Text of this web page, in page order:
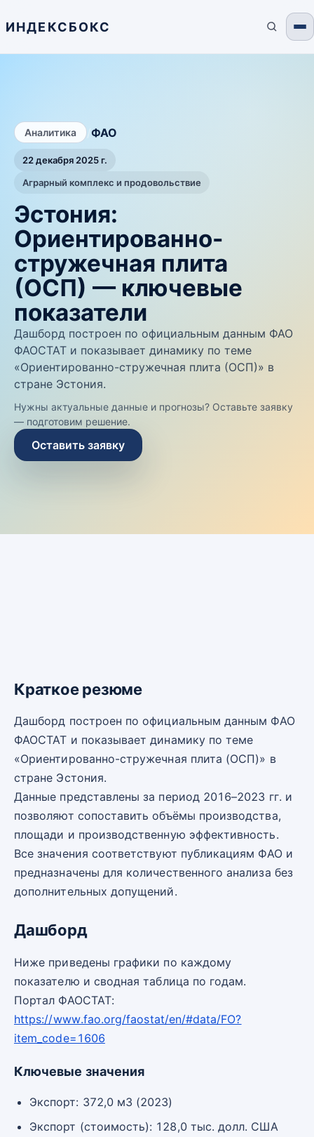
ИНДЕКСБОКС
Аналитика ФАО
22 декабря 2025 г.
Аграрный комплекс и продовольствие
Эстония:
Ориентированно-
стружечная плита
(ОСП) — ключевые
показатели
Дашборд построен по официальным данным ФАО
ФАОСТАТ и показывает динамику по теме
«Ориентированно-стружечная плита (ОСП)» в
стране Эстония.
Нужны актуальные данные и прогнозы? Оставьте заявку
— подготовим решение.
Оставить заявку
Краткое резюме
Дашборд построен по официальным данным ФАО
ФАОСТАТ и показывает динамику по теме
«Ориентированно-стружечная плита (ОСП)» в
стране Эстония.
Данные представлены за период 2016–2023 гг. и
позволяют сопоставить объёмы производства,
площади и производственную эффективность.
Все значения соответствуют публикациям ФАО и
предназначены для количественного анализа без
дополнительных допущений.
Дашборд
Ниже приведены графики по каждому
показателю и сводная таблица по годам.
Портал ФАОСТАТ:
https://www.fao.org/faostat/en/#data/FO?
item_code=1606
Ключевые значения
Экспорт: 372,0 м3 (2023)
Экспорт (стоимость): 128,0 тыс. долл. США